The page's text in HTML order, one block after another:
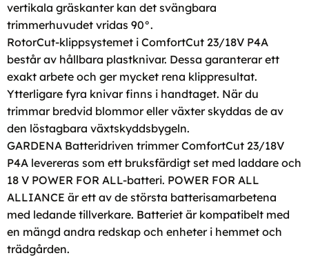
vertikala gräskanter kan det svängbara
trimmerhuvudet vridas 90°.
RotorCut-klippsystemet i ComfortCut 23/18V P4A
består av hållbara plastknivar. Dessa garanterar ett
exakt arbete och ger mycket rena klippresultat.
Ytterligare fyra knivar finns i handtaget. När du
trimmar bredvid blommor eller växter skyddas de av
den löstagbara växtskyddsbygeln.
GARDENA Batteridriven trimmer ComfortCut 23/18V
P4A levereras som ett bruksfärdigt set med laddare och
18 V POWER FOR ALL-batteri. POWER FOR ALL
ALLIANCE är ett av de största batterisamarbetena
med ledande tillverkare. Batteriet är kompatibelt med
en mängd andra redskap och enheter i hemmet och
trädgården.